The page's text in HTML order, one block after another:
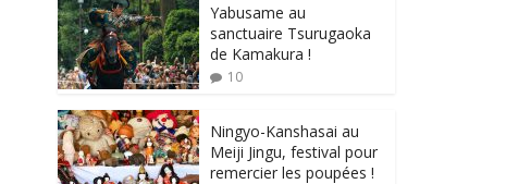
Yabusame au
sanctuaire Tsurugaoka
de Kamakura !
10
Ningyo-Kanshasai au
Meiji Jingu, festival pour
remercier les poupées !